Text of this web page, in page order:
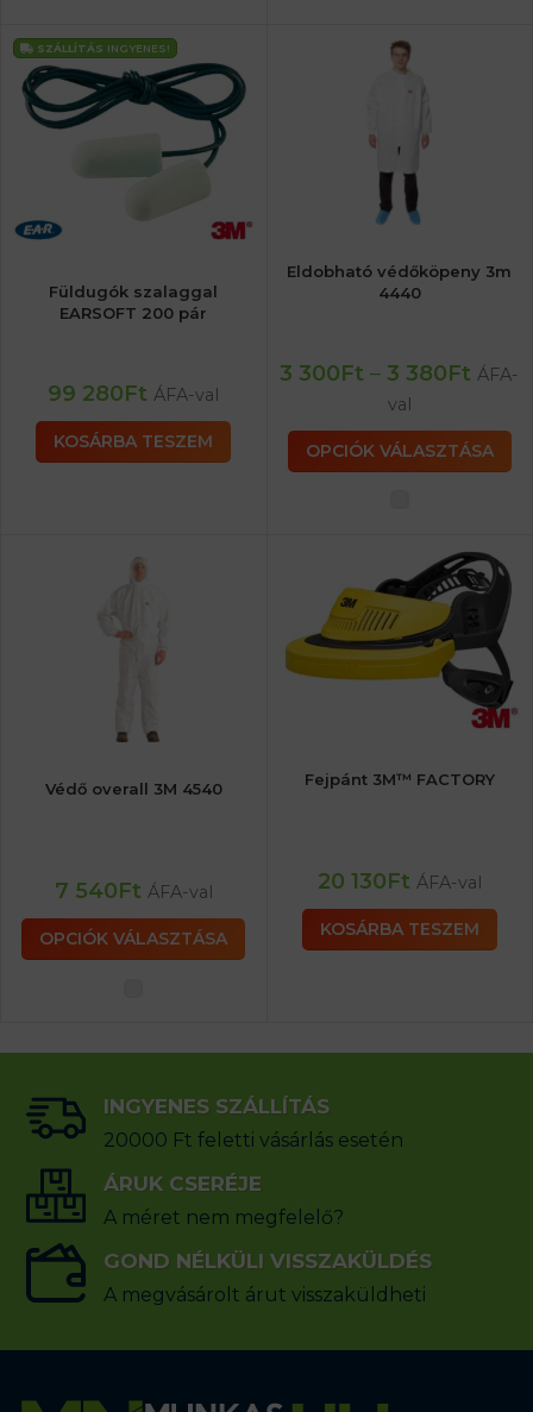
SZÁLLÍTÁS INGYENES!
Füldugók szalaggal
EARSOFT 200 pár
99 280Ft ÁFA-val
KOSÁRBA TESZEM
Eldobható védőköpeny 3m
4440
3 300Ft – 3 380Ft ÁFA-
val
OPCIÓK VÁLASZTÁSA
Védő overall 3M 4540
7 540Ft ÁFA-val
OPCIÓK VÁLASZTÁSA
Fejpánt 3M™ FACTORY
20 130Ft ÁFA-val
KOSÁRBA TESZEM
INGYENES SZÁLLÍTÁS
20000 Ft feletti vásárlás esetén
ÁRUK CSERÉJE
A méret nem megfelelő?
GOND NÉLKÜLI VISSZAKÜLDÉS
A megvásárolt árut visszaküldheti